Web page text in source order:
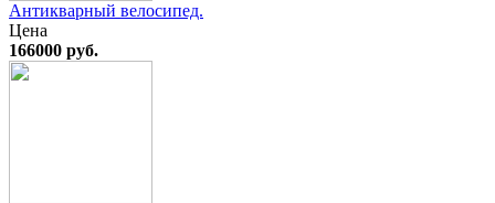
Антикварный велосипед.
Цена
166000 руб.